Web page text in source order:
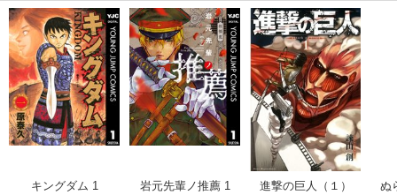
キングダム 1
岩元先輩ノ推薦 1
進撃の巨人（１）
ぬ